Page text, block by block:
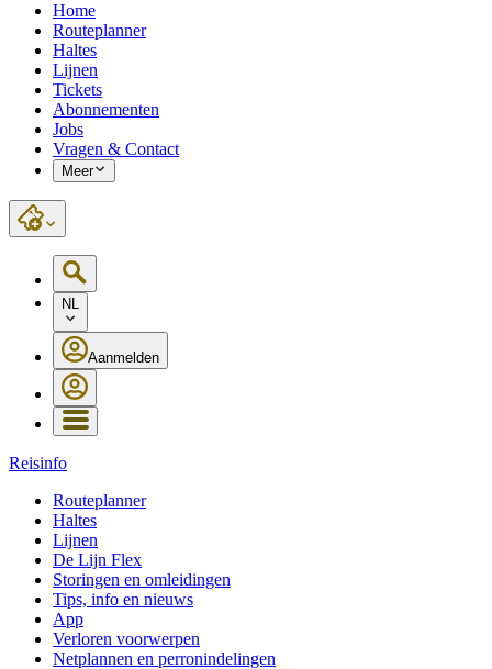
Home
Routeplanner
Haltes
Lijnen
Tickets
Abonnementen
Jobs
Vragen & Contact
Meer
NL
Aanmelden
Reisinfo
Routeplanner
Haltes
Lijnen
De Lijn Flex
Storingen en omleidingen
Tips, info en nieuws
App
Verloren voorwerpen
Netplannen en perronindelingen